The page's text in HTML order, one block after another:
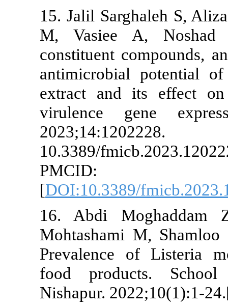
15. Jalil
M, Vasiee
constituent
extract and
virulence
10.3389/
[
16. Abdi
Prevalence
food
Nishapur.